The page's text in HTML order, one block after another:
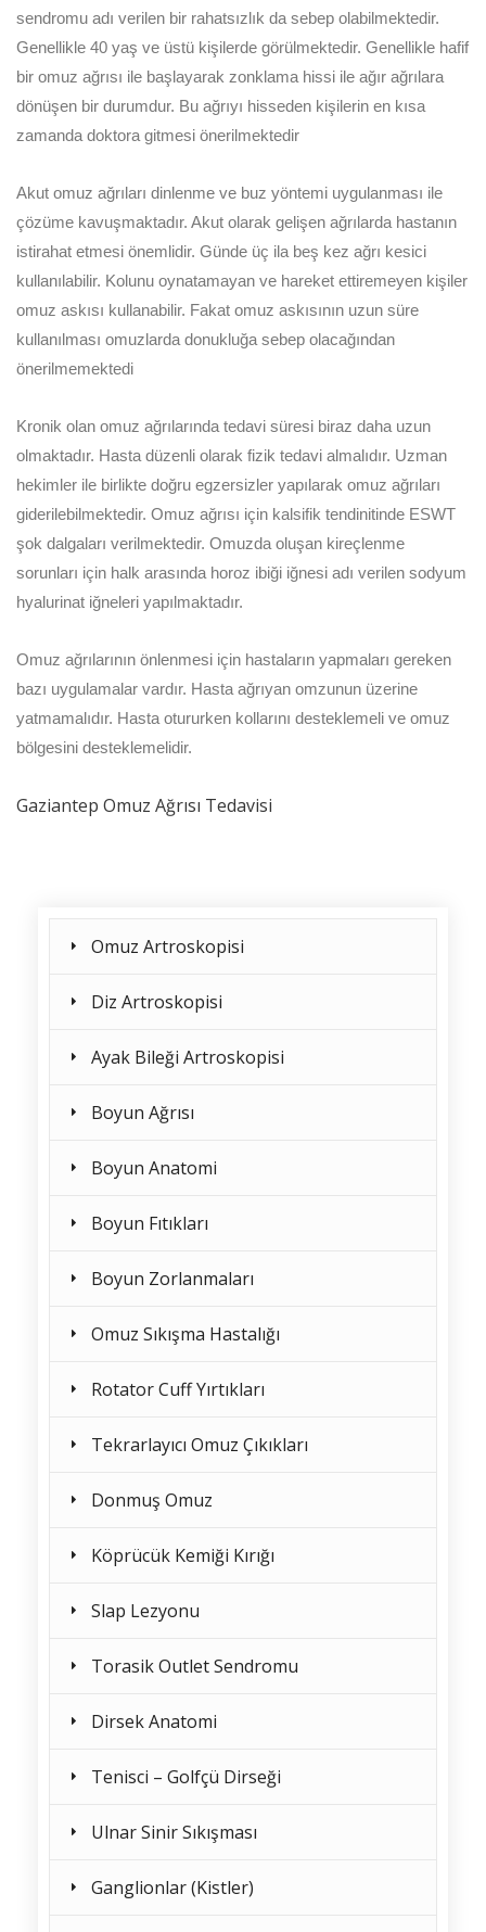
sendromu adı verilen bir rahatsızlık da sebep olabilmektedir.
Genellikle 40 yaş ve üstü kişilerde görülmektedir. Genellikle hafif
bir omuz ağrısı ile başlayarak zonklama hissi ile ağır ağrılara
dönüşen bir durumdur. Bu ağrıyı hisseden kişilerin en kısa
zamanda doktora gitmesi önerilmektedir
Akut omuz ağrıları dinlenme ve buz yöntemi uygulanması ile
çözüme kavuşmaktadır. Akut olarak gelişen ağrılarda hastanın
istirahat etmesi önemlidir. Günde üç ila beş kez ağrı kesici
kullanılabilir. Kolunu oynatamayan ve hareket ettiremeyen kişiler
omuz askısı kullanabilir. Fakat omuz askısının uzun süre
kullanılması omuzlarda donukluğa sebep olacağından
önerilmemektedi
Kronik olan omuz ağrılarında tedavi süresi biraz daha uzun
olmaktadır. Hasta düzenli olarak fizik tedavi almalıdır. Uzman
hekimler ile birlikte doğru egzersizler yapılarak omuz ağrıları
giderilebilmektedir. Omuz ağrısı için kalsifik tendinitinde ESWT
şok dalgaları verilmektedir. Omuzda oluşan kireçlenme
sorunları için halk arasında horoz ibiği iğnesi adı verilen sodyum
hyalurinat iğneleri yapılmaktadır.
Omuz ağrılarının önlenmesi için hastaların yapmaları gereken
bazı uygulamalar vardır. Hasta ağrıyan omzunun üzerine
yatmamalıdır. Hasta otururken kollarını desteklemeli ve omuz
bölgesini desteklemelidir.
Gaziantep Omuz Ağrısı Tedavisi
Omuz Artroskopisi
Diz Artroskopisi
Ayak Bileği Artroskopisi
Boyun Ağrısı
Boyun Anatomi
Boyun Fıtıkları
Boyun Zorlanmaları
Omuz Sıkışma Hastalığı
Rotator Cuff Yırtıkları
Tekrarlayıcı Omuz Çıkıkları
Donmuş Omuz
Köprücük Kemiği Kırığı
Slap Lezyonu
Torasik Outlet Sendromu
Dirsek Anatomi
Tenisci – Golfçü Dirseği
Ulnar Sinir Sıkışması
Ganglionlar (Kistler)